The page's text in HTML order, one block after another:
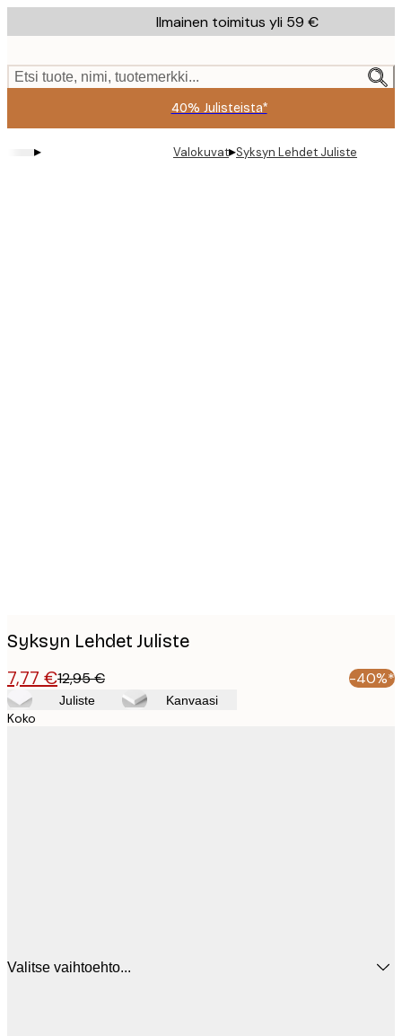
to
content.
Ilmainen toimitus yli 59 €
Etsi tuote, nimi, tuotemerkki...
40% Julisteista*
▸ Valokuvat▸Syksyn Lehdet Juliste
Syksyn Lehdet Juliste
7,77 €12,95 € -40%*
Juliste Kanvaasi
Koko
Valitse vaihtoehto...